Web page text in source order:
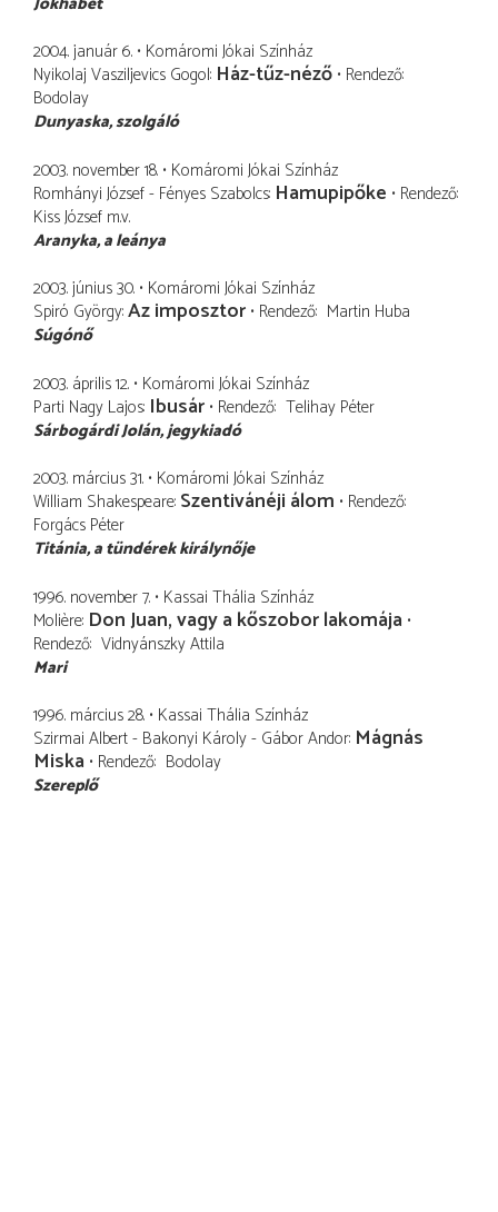
2004. január 6. Komáromi Jókai Színház
Nyikolaj Vasziljevics Gogol Ház-tűz-néző Rendező
Bodolay
Dunyaska szolgáló
2003. november 18. Komáromi Jókai Színház
Romhányi József - Fényes Szabolcs Hamupipőke Rendező
Kiss József m.v.
Aranyka a leánya
2003. június 30. Komáromi Jókai Színház
Spiró György Az imposztor Rendező Martin Huba
Súgónő
2003. április 12. Komáromi Jókai Színház
Parti Nagy Lajos Ibusár Rendező Telihay Péter
Sárbogárdi Jolán jegykiadó
2003. március 31. Komáromi Jókai Színház
William Shakespeare Szentivánéji álom Rendező
Forgács Péter
Titánia a tündérek királynője
1996. november 7. Kassai Thália Színház
Molière Don Juan, vagy a kőszobor lakomája
Rendező Vidnyánszky Attila
Mari
1996. március 28. Kassai Thália Színház
Szirmai Albert - Bakonyi Károly - Gábor Andor Mágnás
Miska Rendező Bodolay
Szereplő